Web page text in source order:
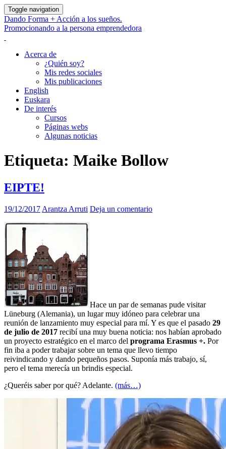
Toggle navigation
Dando Forma + Acción a los sueños.
Promocionando a la persona emprendedora
Acerca de
¿Quién soy?
Mis redes sociales
Mis publicaciones
English
Euskara
De interés
Cursos
Páginas webs
Algunas noticias
Etiqueta: Maike Bollow
EIPTE!
19/12/2017 Arantza Arruti Deja un comentario
Hace un par de semanas pude visitar
Lüneburg (Alemania), un lugar muy idóneo para celebrar una
reunión de lanzamiento muy especial para mí. Y es que el pasado 29
de julio de 2017 recibí una muy buena noticia: nos habían aprobado
un proyecto estratégico en el marco del programa Erasmus +. Por
fin iba a poder trabajar sobre un tema que llevo tiempo
reivindicando y dando pequeños pasos. Suponía más trabajo, sí,
pero el tema merecía un brindis especial.
¿Queréis saber por qué? Adelante. (más…)